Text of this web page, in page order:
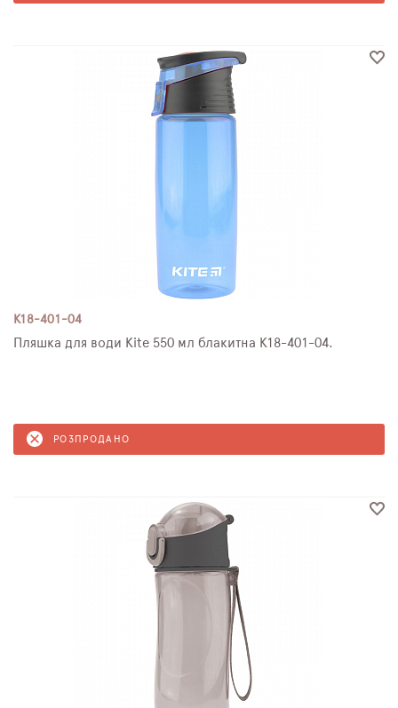
K18-401-04
Пляшка для води Kite 550 мл блакитна K18-401-04.
РОЗПРОДАНО